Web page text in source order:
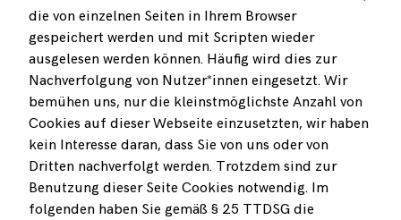
freiwurf LA entwirft nicht nur neue Freiräume, sondern macht sie
auch anschaulich. Es gehtuns um Überzeugungsarbeit im Bild.
Dazu verbinden wir auch mal geografische Informationssysteme
mit Handskizzen.
Entwerfen ist auch immer Prozessgestaltung und die Suche nach
Zwischenergebnisse am besten vor Ort und unterwegs im
Gebiet mit den Akteur*innen erörtern, da hier die
Zusammenhänge von Konzept und Bestand eingängig sind, aber
eben auch Dollpunkte deutlich werden, die es anzugehen gilt.
die von einzelnen Seiten in Ihrem Browser
gespeichert werden und mit Scripten wieder
ausgelesen werden können. Häufig wird dies zur
Nachverfolgung von Nutzer*innen eingesetzt. Wir
bemühen uns, nur die kleinstmöglichste Anzahl von
Cookies auf dieser Webseite einzusetzten, wir haben
kein Interesse daran, dass Sie von uns oder von
Dritten nachverfolgt werden. Trotzdem sind zur
Benutzung dieser Seite Cookies notwendig. Im
folgenden haben Sie gemäß § 25 TTDSG die